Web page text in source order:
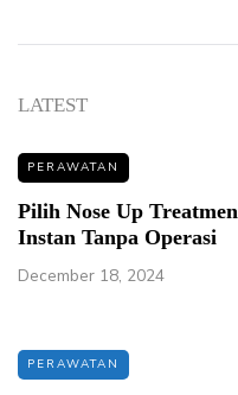
LATEST
PERAWATAN
Pilih Nose Up
Instan Tanpa Operasi
December 18, 2024
PERAWATAN